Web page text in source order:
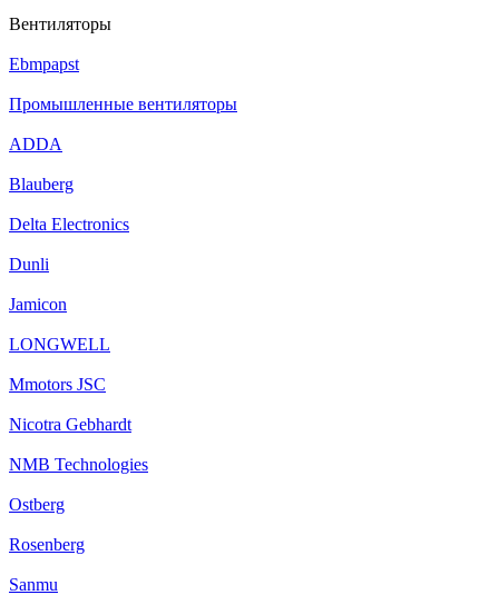
Вентиляторы
Ebmpapst
Промышленные вентиляторы
ADDA
Blauberg
Delta Electronics
Dunli
Jamicon
LONGWELL
Mmotors JSC
Nicotra Gebhardt
NMB Technologies
Ostberg
Rosenberg
Sanmu